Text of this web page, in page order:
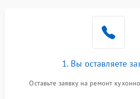
1. Вы оставляете
Оставьте заявку на ремонт